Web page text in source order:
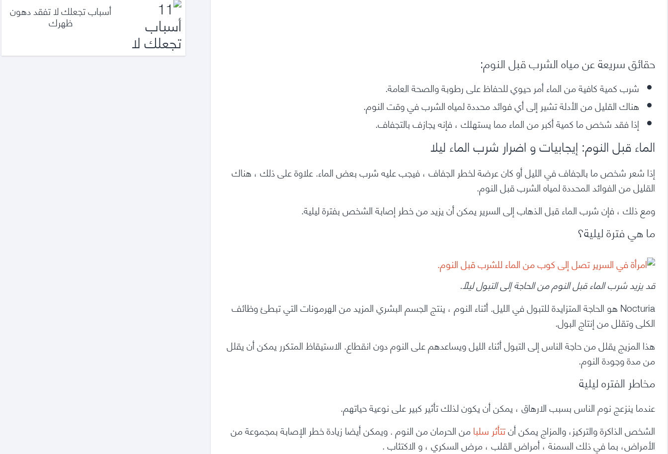
حقائق سريعة عن مياه الشرب قبل النوم:
شرب كمية كافية من الماء أمر حيوي للحفاظ على رطوبة والصحة العامة.
هناك القليل من الأدلة تشير إلى أي فوائد محددة لمياه الشرب في وقت النوم.
إذا فقد شخص ما كمية أكبر من الماء مما يستهلك ، فإنه يجازف بالتجفاف.
الماء قبل النوم: إيجابيات و اضرار شرب الماء ليلا
إذا شعر شخص ما بالجفاف في الليل أو كان عرضة لخطر الجفاف ، فيجب عليه شرب بعض الماء. علاوة على ذلك ، هناك
القليل من الفوائد المحددة لمياه الشرب قبل النوم.
ومع ذلك ، فإن شرب الماء قبل الذهاب إلى السرير يمكن أن يزيد من خطر إصابة الشخص بفترة ليلية.
ما هي فترة ليلية؟
قد يزيد شرب الماء قبل النوم من الحاجة إلى التبول ليلاً.
Nocturia هو الحاجة المتزايدة للتبول في الليل. أثناء النوم ، ينتج الجسم البشري المزيد من الهرمونات التي تبطئ وظائف
الكلى وتقلل من إنتاج البول.
هذا المزيج يقلل من حاجة الناس إلى التبول أثناء الليل ويساعدهم على النوم دون انقطاع. الاستيقاظ المتكرر يمكن أن يقلل
من مدة وجودة النوم.
مخاطر الفتره ليلية
عندما ينزعج نوم الناس بسبب الارهاق ، يمكن أن يكون لذلك تأثير كبير على نوعية حياتهم.
الشخص الذاكرة والتركيز، والمزاج يمكن أنتتأثر سلبا منالحرمان من النوم. ويمكن أيضا زيادة خطر الإصابة بمجموعة من
الأمراض، بما في ذلكالسمنة ،أمراض القلب ، مرض السكري ، و الاكتئاب.
أسباب تجعلك لا تفقد دهون
ظهرك